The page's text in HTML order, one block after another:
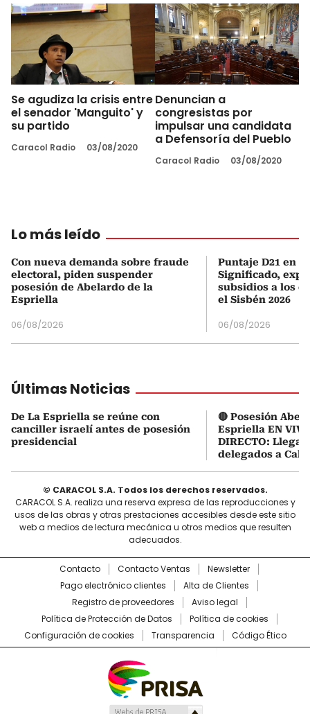
Se agudiza la crisis entre
el senador 'Manguito' y
su partido
Caracol Radio 03/08/2020
Denuncian a
congresistas por
impulsar una candidata
a Defensoría del Pueblo
Caracol Radio 03/08/2020
Lo más leído
Con nueva demanda sobre fraude
electoral, piden suspender
posesión de Abelardo de la
Espriella
06/08/2026
Puntaje D21 en
Significado,
subsidios a los
el Sisbén 2026
06/08/2026
Últimas Noticias
De La Espriella se reúne con
canciller israelí antes de posesión
presidencial
🔴 Posesión
Espriella EN
DIRECTO:
delegados a Cali
© CARACOL S.A. Todos los derechos reservados.
CARACOL S.A. realiza una reserva expresa de las reproducciones y
usos de las obras y otras prestaciones accesibles desde este sitio
web a medios de lectura mecánica u otros medios que resulten
adecuados.
Contacto Contacto Ventas
Newsletter
Pago electrónico clientes
Alta de Clientes
Registro de proveedores
Aviso legal
Política de Protección de Datos
Política de cookies
Configuración de cookies
Transparencia Código Ético